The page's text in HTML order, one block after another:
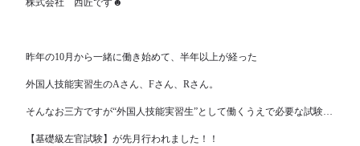
株式会社 西匠です☻
昨年の10月から一緒に働き始めて、半年以上が経った
外国人技能実習生のAさん、Fさん、Rさん。
そんなお三方ですが“外国人技能実習生”として働くうえで必要な試験…
【基礎級左官試験】が先月行われました！！